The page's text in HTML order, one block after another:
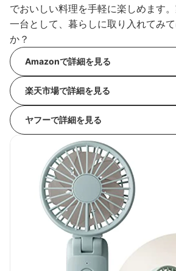
でおいしい料理を手軽に楽しめます
一台として、暮らしに取り入れてみ
か？
Amazonで詳細を見る
楽天市場で詳細を見る
ヤフーで詳細を見る